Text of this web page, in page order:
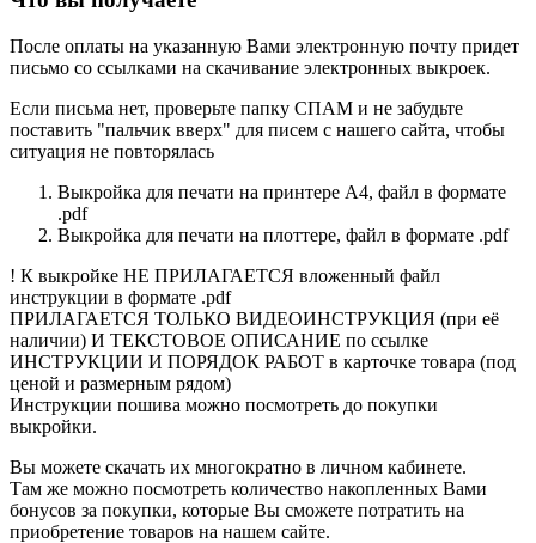
После оплаты на указанную Вами электронную почту придет
письмо со ссылками на скачивание электронных выкроек.
Если письма нет, проверьте папку СПАМ и не забудьте
поставить "пальчик вверх" для писем с нашего сайта, чтобы
ситуация не повторялась
Выкройка для печати на принтере А4, файл в формате
.pdf
Выкройка для печати на плоттере, файл в формате .pdf
! К выкройке НЕ ПРИЛАГАЕТСЯ вложенный файл
инструкции в формате .pdf
ПРИЛАГАЕТСЯ ТОЛЬКО ВИДЕОИНСТРУКЦИЯ (при её
наличии) И ТЕКСТОВОЕ ОПИСАНИЕ по ссылке
ИНСТРУКЦИИ И ПОРЯДОК РАБОТ в карточке товара (под
ценой и размерным рядом)
Инструкции пошива можно посмотреть до покупки
выкройки.
Вы можете скачать их многократно в личном кабинете.
Там же можно посмотреть количество накопленных Вами
бонусов за покупки, которые Вы сможете потратить на
приобретение товаров на нашем сайте.